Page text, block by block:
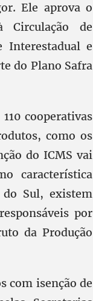
Ele aprova o
Circulação de
Interestadual e
do Plano Safra
cooperativas
como os
do ICMS vai
característica
Sul, existem
por
da Produção
com isenção de